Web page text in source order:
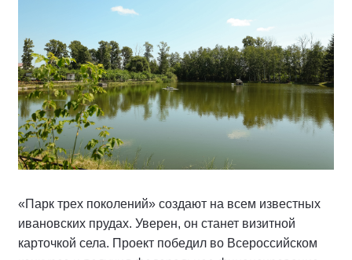
«Парк трех поколений» создают на всем известных
ивановских прудах. Уверен, он станет визитной
карточкой села. Проект победил во Всероссийском